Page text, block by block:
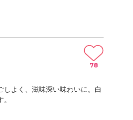
よく、滋味深い味わいに。白
78